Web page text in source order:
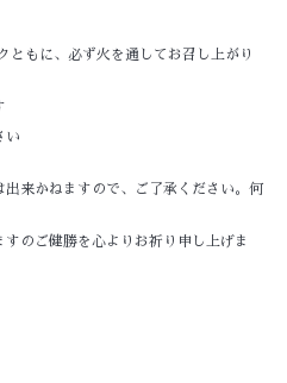
もに、必ず火を通してお召し上がり
い
来かねますので、ご了承ください。何
のご健勝を心よりお祈り申し上げま